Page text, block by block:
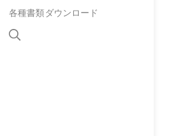
各種書類ダウンロード